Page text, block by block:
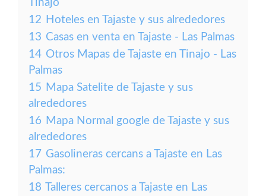
Tinajo
12 Hoteles en Tajaste y sus alrededores
13 Casas en venta en Tajaste - Las Palmas
14 Otros Mapas de Tajaste en Tinajo - Las
Palmas
15 Mapa Satelite de Tajaste y sus
alrededores
16 Mapa Normal google de Tajaste y sus
alrededores
17 Gasolineras cercans a Tajaste en Las
Palmas:
18 Talleres cercanos a Tajaste en Las